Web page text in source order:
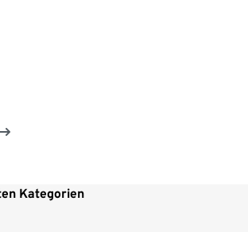
Kategorien